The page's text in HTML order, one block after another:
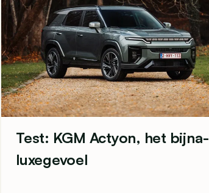
Test: KGM Actyon, het bijna-
luxegevoel